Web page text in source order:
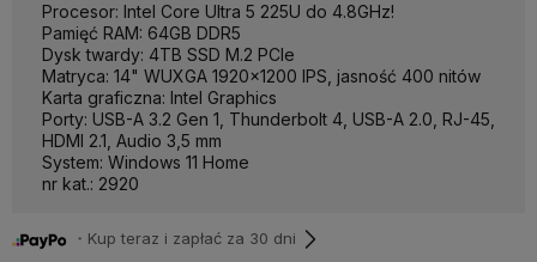
Procesor: Intel Core Ultra 5 225U do 4.8GHz!
Pamięć RAM: 64GB DDR5
Dysk twardy: 4TB SSD M.2 PCIe
Matryca: 14" WUXGA 1920x1200 IPS, jasność 400 nitów
Karta graficzna: Intel Graphics
Porty: USB-A 3.2 Gen 1, Thunderbolt 4, USB-A 2.0, RJ-45,
HDMI 2.1, Audio 3,5 mm
System: Windows 11 Home
nr kat.: 2920
・Kup teraz i zapłać za 30 dni